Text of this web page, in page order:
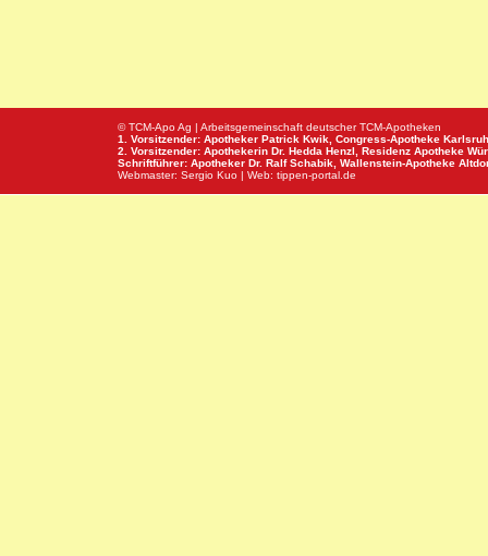
© TCM-Apo Ag | Arbeitsgemeinschaft deutscher TCM-Apotheken
1. Vorsitzender: Apotheker Patrick Kwik, Congress-Apotheke
2. Vorsitzender: Apothekerin Dr. Hedda Henzl, Residenz Apotheke
Schriftführer: Apotheker Dr. Ralf Schabik, Wallenstein-Apotheke
Webmaster: Sergio Kuo | Web: tippen-portal.de